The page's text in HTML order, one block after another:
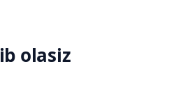
olasiz